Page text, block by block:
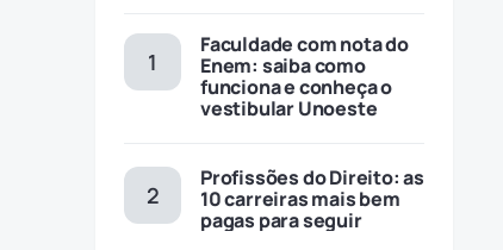
Faculdade com nota do
Enem: saiba como
funciona e conheça o
vestibular Unoeste
Profissões do Direito: as
10 carreiras mais bem
pagas para seguir